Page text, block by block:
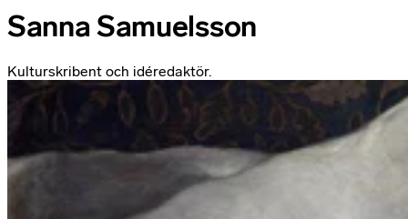
Sanna Samuelsson
Kulturskribent och idéredaktör.